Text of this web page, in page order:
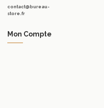
contact@bureau-
store.fr
Mon Compte